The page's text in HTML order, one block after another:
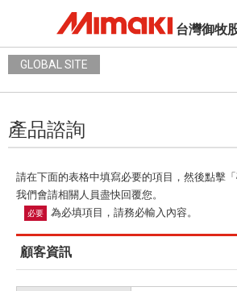
台灣御牧
GLOBAL SITE
產品諮詢
請在下面的表格中填寫必要的項目，然後點擊「
我們會請相關人員盡快回覆您。
必要 為必填項目，請務必輸入內容。
顧客資訊